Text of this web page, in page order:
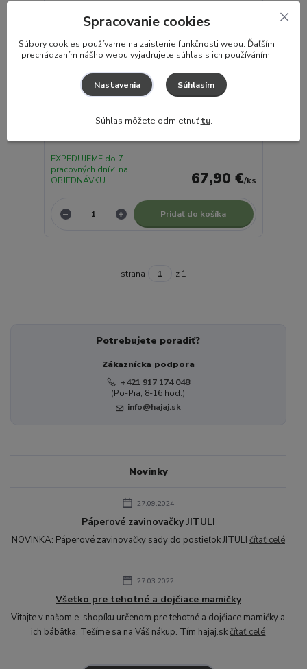
67,90 €/ks
EXPEDUJEME do 7
pracovných dní✓ na
OBJEDNÁVKU
Pridať do košíka
strana z 1
Potrebujete poradiť?
Zákaznícka podpora
+421 917 174 048
(Po-Pia, 8-16 hod.)
info@hajaj.sk
Novinky
27.09.2024
Páperové zavinovačky JITULI
NOVINKA: Páperové zavinovačky sady do postieľok JITULI čítať celé
27.03.2022
Všetko pre tehotné a dojčiace mamičky
Vitajte v našom e-shopíku určenom pre tehotné a dojčiace mamičky a
ich bábätka. Tešíme sa na Váš nákup. Tím hajaj.skčítať celé
Spracovanie cookies
Súbory cookies používame na zaistenie funkčnosti webu. Ďaľším
prechádzaním nášho webu vyjadrujete súhlas s ich používáním.
Nastavenia Súhlasím
Súhlas môžete odmietnuťtu.